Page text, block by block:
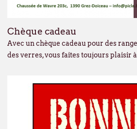
Chèque cadeau
Avec un chèque cadeau pour des
des verres, vous faites toujours plaisir